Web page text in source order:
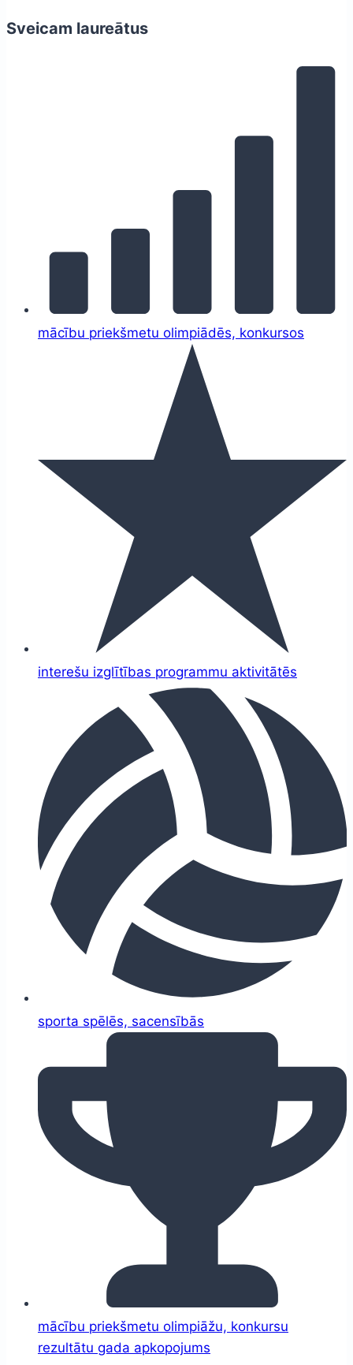
Sveicam laureātus
mācību priekšmetu olimpiādēs, konkursos
interešu izglītības programmu aktivitātēs
sporta spēlēs, sacensībās
mācību priekšmetu olimpiāžu, konkursu
rezultātu gada apkopojums